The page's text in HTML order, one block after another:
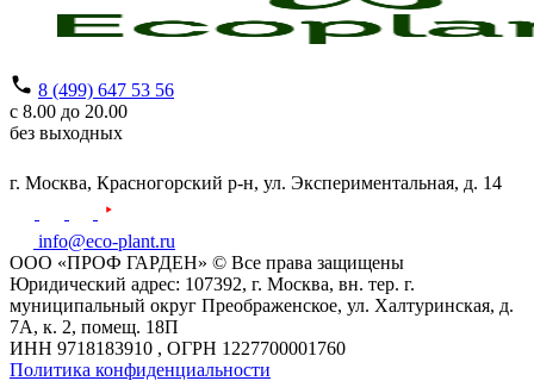
8 (499) 647 53 56
с 8.00 до 20.00
без выходных
г. Москва, Красногорский р-н, ул. Экспериментальная, д. 14
info@eco-plant.ru
ООО «ПРОФ ГАРДЕН» © Все права защищены
Юридический адрес: 107392, г. Москва, вн. тер. г.
муниципальный округ Преображенское, ул. Халтуринская, д.
7А, к. 2, помещ. 18П
ИНН 9718183910 , ОГРН 1227700001760
Политика конфиденциальности